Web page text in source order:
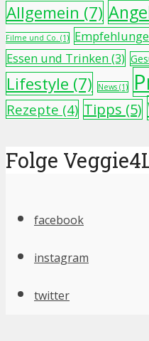
Allgemein (7)
Filme und Co. (1)
Essen und Trinken(3)
Lifestyle (7) News (1)
Rezepte (4) Tipps (5)
Folge
facebook
instagram
twitter